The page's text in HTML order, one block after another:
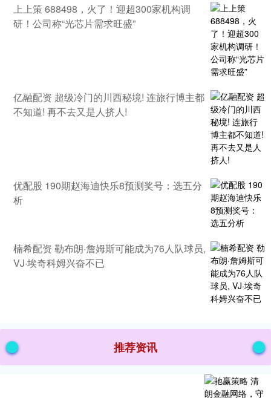
上上策 688498，火了！迎超300家机构调
研！公司称“光芯片需求旺盛”
亿融配资 超级冷门的川西秘境! 连旅行博主都
不知道! 再不去又是人挤人!
优配股 190期赵海迪快乐8预测奖号：选五分
析
楠希配资 勒布朗·詹姆斯可能成为76人队球员,
VJ·埃奇科姆兴奋不已
推荐资讯